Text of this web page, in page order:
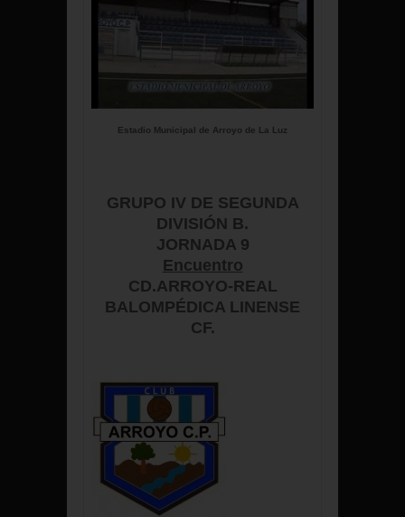
Estadio Municipal de Arroyo de La Luz
GRUPO IV DE SEGUNDA
DIVISIÓN B.
JORNADA 9
Encuentro
CD.ARROYO-REAL
BALOMPÉDICA LINENSE
CF.